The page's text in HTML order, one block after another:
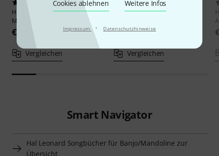
Cookies ablehnen Weitere Infos
Impressum · Datenschutzhinweise
2
Hal Leonard
Simple Songs For
Mandolin
€ 22,90
Vergleichen
2
Hal Leonard50 First Bluegrass
€ 28
Vergleichen
Smart Navigator
Hal Leonard Songbücher für Banjo/Mandoline zur
Übersicht